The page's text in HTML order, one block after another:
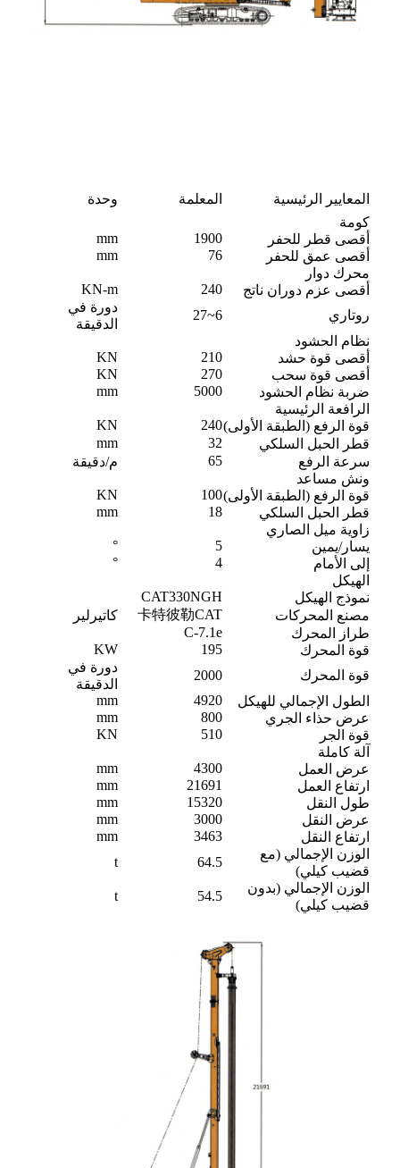
المعايير الرئيسية المعلمة
وحدة
كومة
أقصى قطر للحفر
1900
mm
أقصى عمق للحفر
76
mm
محرك دوار
أقصى عزم دوران ناتج
240
KN-m
روتاري
6~27
دورة في
الدقيقة
نظام الحشود
أقصى قوة حشد
210
KN
أقصى قوة سحب
270
KN
ضربة نظام الحشود
5000
mm
الرافعة الرئيسية
قوة الرفع (الطبقة الأولى)240
KN
قطر الحبل السلكي
32
mm
سرعة الرفع
65
م/دقيقة
ونش مساعد
قوة الرفع (الطبقة الأولى)100
KN
قطر الحبل السلكي
18
mm
زاوية ميل الصاري
يسار/يمين
5
°
إلى الأمام
4
°
الهيكل
نموذج الهيكل
CAT330NGH
مصنع المحركات
卡特彼勒CAT
كاتيرلير
طراز المحرك
C-7.1e
قوة المحرك
195
KW
قوة المحرك
2000
دورة في
الدقيقة
الطول الإجمالي للهيكل
4920
mm
عرض حذاء الجري
800
mm
قوة الجر
510
KN
آلة كاملة
عرض العمل
4300
mm
ارتفاع العمل
21691
mm
طول النقل
15320
mm
عرض النقل
3000
mm
ارتفاع النقل
3463
mm
الوزن الإجمالي (مع
قضيب كيلي)
64.5
t
الوزن الإجمالي (بدون
قضيب كيلي)
54.5
t